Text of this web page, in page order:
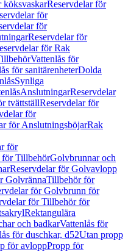
köksvaskarReservdelar för
för
för
Reservdelar för
för Rak
Vattenlås för
för sanitärenheterDolda
Synliga
AnslutningarReservdelar
tvättställReservdelar för
för
för AnslutningsböjarRak
för
för TillbehörGolvbrunnar och
Reservdelar för Golvavlopp
GolvrännaTillbehör för
för Golvbrunn för
för Tillbehör för
Rektangulära
och badkarVattenlås för
för duschkar, d52Utan propp
för avloppPropp för